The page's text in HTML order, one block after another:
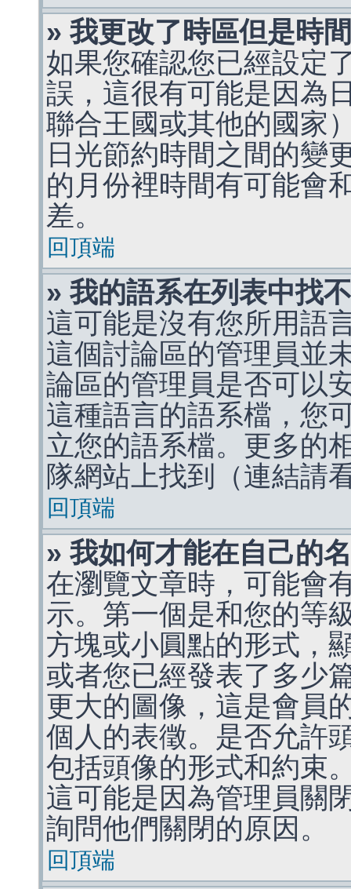
» 我更改了時區但是時
如果您確認您已經設定
誤，這很有可能是因為
聯合王國或其他的國家
日光節約時間之間的變
的月份裡時間有可能會
差。
回頂端
» 我的語系在列表中找
這可能是沒有您所用語
這個討論區的管理員並
論區的管理員是否可以
這種語言的語系檔，您
立您的語系檔。更多的
隊網站上找到（連結請
回頂端
» 我如何才能在自己的
在瀏覽文章時，可能會
示。第一個是和您的等
方塊或小圓點的形式，
或者您已經發表了多少
更大的圖像，這是會員
個人的表徵。是否允許
包括頭像的形式和約束
這可能是因為管理員關
詢問他們關閉的原因。
回頂端